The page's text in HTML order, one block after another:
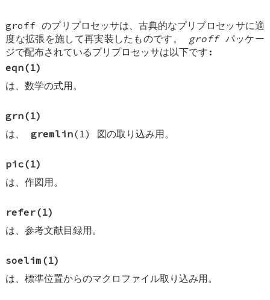
groff のプリプロセッサは、古典的なプリプロセッサに適
度な拡張を施して再実装したものです。 groffパッケー
ジで配布されているプリプロセッサは以下です:
eqn(1)
は、数学の式用。
grn(1)
は、gremlin(1) 図の取り込み用。
pic(1)
は、作図用。
refer(1)
は、参考文献目録用。
soelim (1)
は、標準位置からのマクロファイル取り込み用。